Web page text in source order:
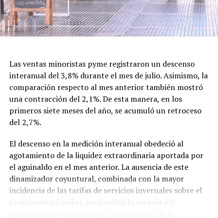
Con el nuevo decreto, la gestión de Milei decidió
recuperar formalmente la denominación tradicional,
Las ventas minoristas pyme registraron un descenso
interanual del 3,8% durante el mes de julio. Asimismo, la
comparación respecto al mes anterior también mostró
una contracción del 2,1%. De esta manera, en los
primeros siete meses del año, se acumuló un retroceso
del 2,7%.
El descenso en la medición interanual obedeció al
agotamiento de la liquidez extraordinaria aportada por
el aguinaldo en el mes anterior. La ausencia de este
dinamizador coyuntural, combinada con la mayor
incidencia de las tarifas de servicios invernales sobre el
presupuesto familiar, profundizó la cautela del